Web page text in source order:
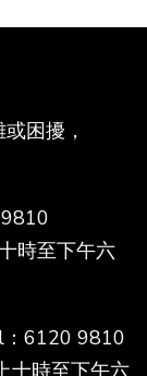
困擾，
時至下午六
6120 9810